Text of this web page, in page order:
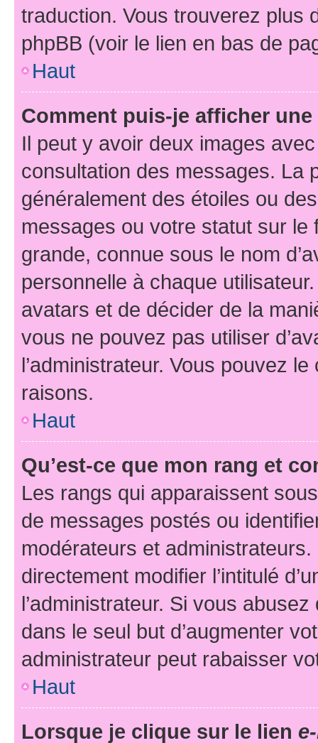
traduction. Vous trouverez plus
phpBB (voir le lien en bas de
Haut
Comment puis-je afficher
Il peut y avoir deux images
consultation des messages. La
généralement des étoiles ou
messages ou votre statut sur
grande, connue sous le nom
personnelle à chaque utilisateur.
avatars et de décider de la
vous ne pouvez pas utiliser
l’administrateur. Vous pouvez
raisons.
Haut
Qu’est-ce que mon rang et
Les rangs qui apparaissent
de messages postés ou
modérateurs et
directement modifier l’intitulé
l’administrateur. Si vous
dans le seul but d’augmenter
administrateur peut rabaisser
Haut
Lorsque je clique sur le lien